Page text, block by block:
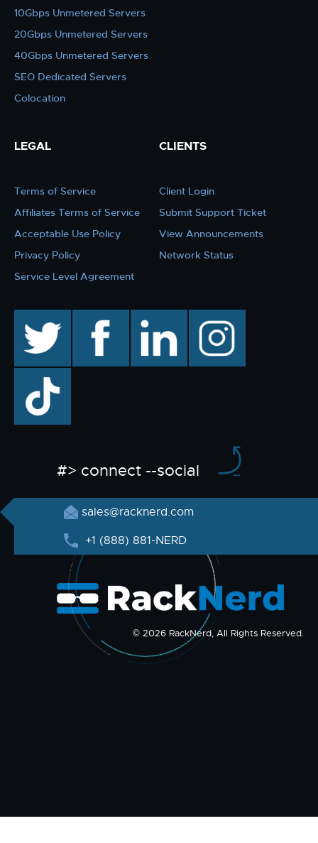
10Gbps Unmetered Servers
20Gbps Unmetered Servers
40Gbps Unmetered Servers
SEO Dedicated Servers
Colocation
LEGAL
Terms of Service
Affiliates Terms of Service
Acceptable Use Policy
Privacy Policy
Service Level Agreement
CLIENTS
Client Login
Submit Support Ticket
View Announcements
Network Status
facebook linkedin instagram
TikTok
#> connect --social
sales@racknerd.com
+1 (888) 881-NERD
© 2026 RackNerd, All Rights Reserved.